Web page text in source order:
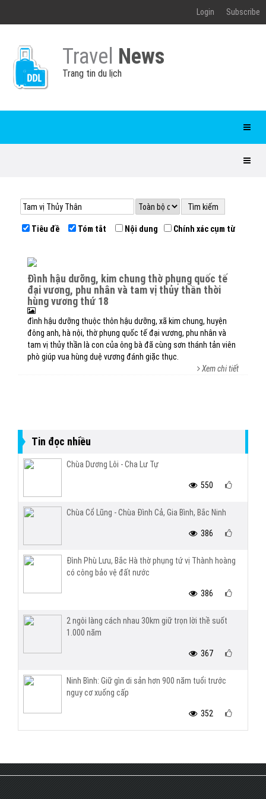
Login Subscribe
Travel News
Trang tin du lịch
Tiêu đề Tóm tắt Nội dung Chính xác cụm từ
đình hậu dưỡng, kim chung thờ phụng quốc tế
đại vương, phu nhân và tam vị thủy thần thời
hùng vương thứ 18
đình hậu dưỡng thuộc thôn hậu dưỡng, xã kim chung, huyện
đông anh, hà nội, thờ phụng quốc tế đại vương, phu nhân và
tam vị thủy thần là con của ông bà đã cùng sơn thánh tản viên
phò giúp vua hùng duệ vương đánh giặc thục.
Xem chi tiết
Tin đọc nhiều
Chùa Dương Lôi - Cha Lư Tự
550
Chùa Cổ Lũng - Chùa Đình Cả, Gia Bình, Bắc Ninh
386
Đình Phù Lưu, Bắc Hà thờ phụng tứ vị Thành hoàng
có công bảo vệ đất nước
386
2 ngôi làng cách nhau 30km giữ trọn lời thề suốt
1.000 năm
367
Ninh Bình: Giữ gìn di sản hơn 900 năm tuổi trước
nguy cơ xuống cấp
352